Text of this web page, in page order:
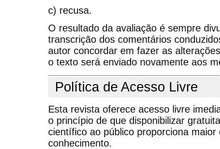
c) recusa.
O resultado da avaliação é sempre
transcrição dos comentários
autor concordar em fazer as
o texto será enviado novamente aos
Política de Acesso Livre
Esta revista oferece acesso livre
o princípio de que disponibilizar
científico ao público proporciona
conhecimento.